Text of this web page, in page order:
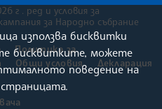
г . ред и условия за
за Народно събрание
Политика за
Общи условия
Декларация
използва бисквитки
бисквитките, можете
поведение на